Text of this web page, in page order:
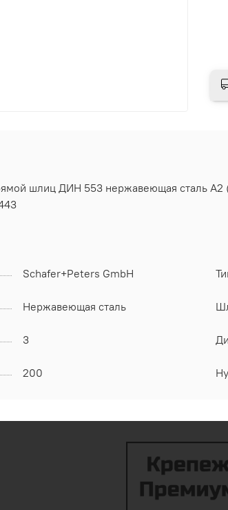
шлиц ДИН 553 нержавеющая сталь А2
Schafer+Peters GmbH
Нержавеющая сталь
3
200